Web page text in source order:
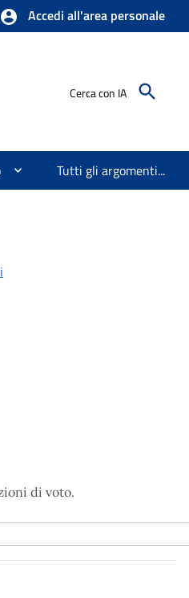
Accedi all'area personale
Cerca con IA
Tutti gli argomenti...
di voto.